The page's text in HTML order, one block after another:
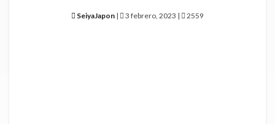
SeiyaJapon | 3 febrero, 2023 | 2559